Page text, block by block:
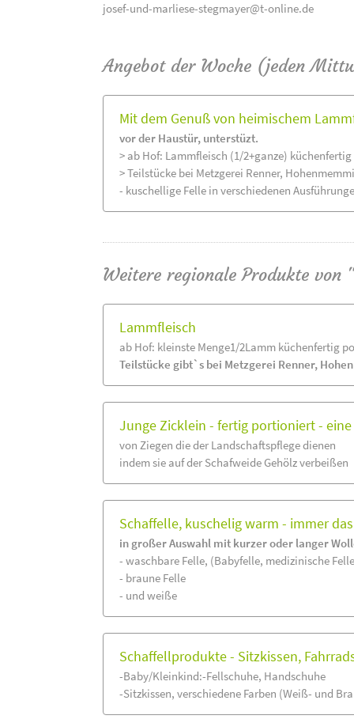
josef-und-marliese-stegmayer@t-online.de
Angebot der Woche (jeden
Mit dem Genuß von heimischem
vor der Haustür, unterstüzt.
> ab Hof: Lammfleisch (1/2+ganze)
> Teilstücke bei Metzgerei Renner,
- kuschellige Felle in verschiedenen
Weitere regionale Produkte von
Lammfleisch
ab Hof: kleinste Menge1/2Lamm küchenfertig
Teilstücke gibt`s bei Metzgerei Renner,
Junge Zicklein - fertig portioniert -
von Ziegen die der Landschaftspflege dienen
indem sie auf der Schafweide Gehölz verbeißen
Schaffelle, kuschelig warm - immer
in großer Auswahl mit kurzer oder langer
- waschbare Felle, (Babyfelle, medizinische
- braune Felle
- und weiße
Schaffellprodukte - Sitzkissen,
-Baby/Kleinkind:-Fellschuhe, Handschuhe
-Sitzkissen, verschiedene Farben (Weiß- und